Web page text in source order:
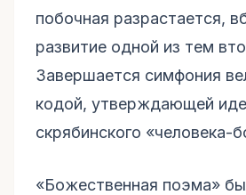
побочная разрастается,
развитие одной из тем
Завершается симфония
кодой, утверждающей
скрябинского «человека-
«Божественная поэма»